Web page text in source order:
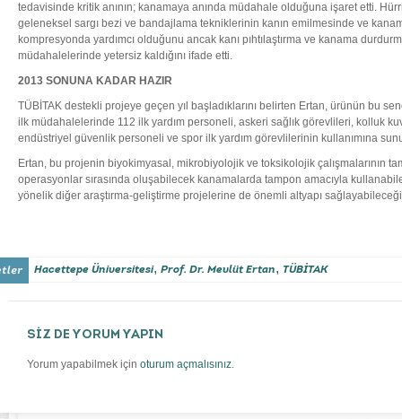
tedavisinde kritik anının; kanamaya anında müdahale olduğuna işaret etti.
geleneksel sargı bezi ve bandajlama tekniklerinin kanın emilmesinde ve
kompresyonda yardımcı olduğunu ancak kanı pıhtılaştırma ve kanama
müdahalelerinde yetersiz kaldığını ifade etti.
2013 SONUNA KADAR HAZIR
TÜBİTAK destekli projeye geçen yıl başladıklarını belirten Ertan, ürünün bu
ilk müdahalelerinde 112 ilk yardım personeli, askeri sağlık görevlileri, kolluk
endüstriyel güvenlik personeli ve spor ilk yardım görevlilerinin kullanımına
Ertan, bu projenin biyokimyasal, mikrobiyolojik ve toksikolojik çalışmalarının
operasyonlar sırasında oluşabilecek kanamalarda tampon amacıyla
yönelik diğer araştırma-geliştirme projelerine de önemli altyapı
Hacettepe Üniversitesi, Prof. Dr. Mevlüt Ertan, TÜBİTAK
SİZ DE YORUM YAPIN
Yorum yapabilmek için oturum açmalısınız.